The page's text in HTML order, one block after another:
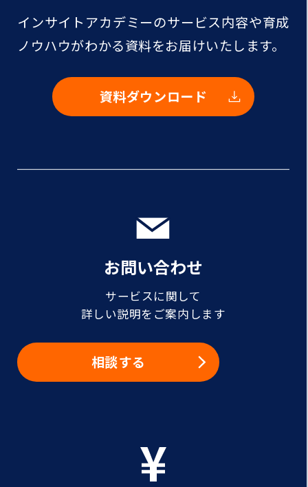
インサイトアカデミーのサービス内容や育成
ノウハウがわかる資料をお届けいたします。
資料ダウンロード
お問い合わせ
サービスに関して
詳しい説明をご案内します
相談する